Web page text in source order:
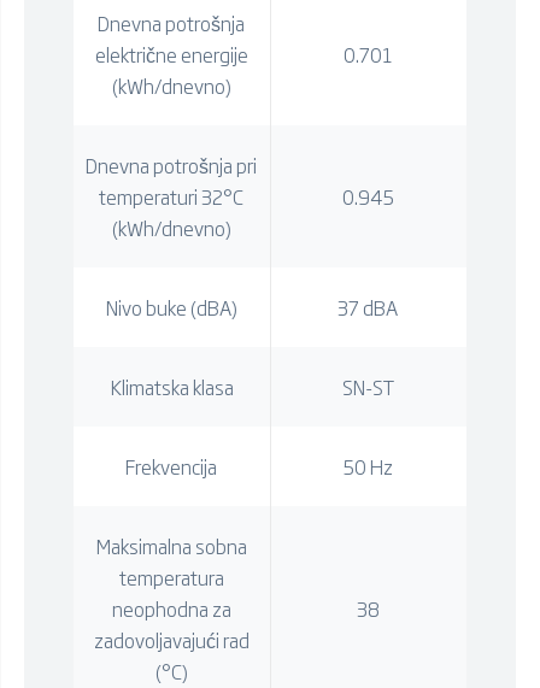
Dnevna potrošnja
električne energije
(kWh/dnevno)
0.701
Dnevna potrošnja pri
temperaturi 32°C
(kWh/dnevno)
0.945
Nivo buke (dBA) 37 dBA
Klimatska klasa SN-ST
Frekvencija 50 Hz
Maksimalna sobna
temperatura
neophodna za
zadovoljavajući rad
(°C)
38